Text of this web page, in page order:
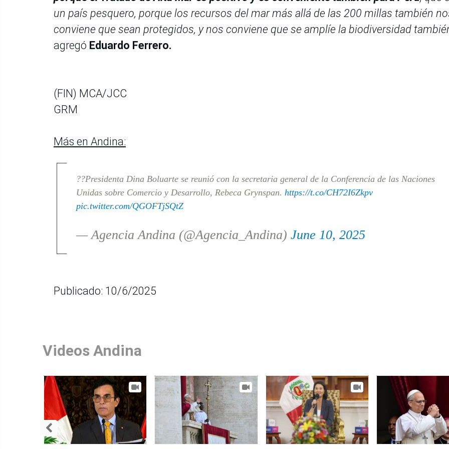
un país pesquero, porque los recursos del mar más allá de las 200 millas también
conviene que sean protegidos, y nos conviene que se amplíe la biodiversidad
agregó Eduardo Ferrero.
(FIN) MCA/JCC
GRM
Más en Andina:
??Presidenta Dina Boluarte se reunió con la secretaria general de la Conferencia de las Naciones
Unidas sobre Comercio y Desarrollo, Rebeca Grynspan. https://t.co/CH72I6Zkpv
pic.twitter.com/QGOFTjSQtZ
— Agencia Andina (@Agencia_Andina) June 10, 2025
Publicado: 10/6/2025
Videos Andina